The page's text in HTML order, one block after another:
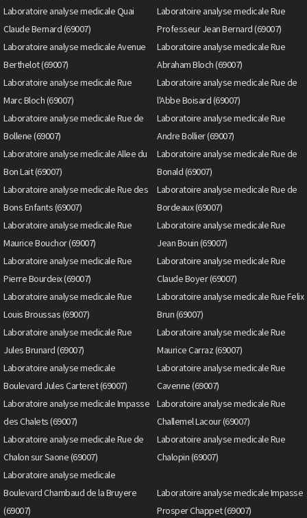
Laboratoire analyse medicale Quai
Claude Bernard (69007)
Laboratoire analyse medicale Rue
Professeur Jean Bernard (69007)
Laboratoire analyse medicale Avenue
Berthelot (69007)
Laboratoire analyse medicale Rue
Abraham Bloch (69007)
Laboratoire analyse medicale Rue
Marc Bloch (69007)
Laboratoire analyse medicale Rue de
l'Abbe Boisard (69007)
Laboratoire analyse medicale Rue de
Bollene (69007)
Laboratoire analyse medicale Rue
Andre Bollier (69007)
Laboratoire analyse medicale Allee du
Bon Lait (69007)
Laboratoire analyse medicale Rue de
Bonald (69007)
Laboratoire analyse medicale Rue des
Bons Enfants (69007)
Laboratoire analyse medicale Rue de
Bordeaux (69007)
Laboratoire analyse medicale Rue
Maurice Bouchor (69007)
Laboratoire analyse medicale Rue
Jean Bouin (69007)
Laboratoire analyse medicale Rue
Pierre Bourdeix (69007)
Laboratoire analyse medicale Rue
Claude Boyer (69007)
Laboratoire analyse medicale Rue
Louis Broussas (69007)
Laboratoire analyse medicale Rue Felix
Brun (69007)
Laboratoire analyse medicale Rue
Jules Brunard (69007)
Laboratoire analyse medicale Rue
Maurice Carraz (69007)
Laboratoire analyse medicale
Boulevard Jules Carteret (69007)
Laboratoire analyse medicale Rue
Cavenne (69007)
Laboratoire analyse medicale Impasse
des Chalets (69007)
Laboratoire analyse medicale Rue
Challemel Lacour (69007)
Laboratoire analyse medicale Rue de
Chalon sur Saone (69007)
Laboratoire analyse medicale Rue
Chalopin (69007)
Laboratoire analyse medicale
Boulevard Chambaud de la Bruyere
(69007)
Laboratoire analyse medicale Impasse
Prosper Chappet (69007)